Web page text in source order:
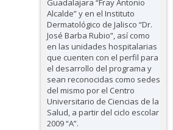
Guadalajara “Fray Antonio
Alcalde” y en el Instituto
Dermatológico de Jalisco “Dr.
José Barba Rubio”, así como
en las unidades hospitalarias
que cuenten con el perfil para
el desarrollo del programa y
sean reconocidas como sedes
del mismo por el Centro
Universitario de Ciencias de la
Salud, a partir del ciclo escolar
2009 “A”.